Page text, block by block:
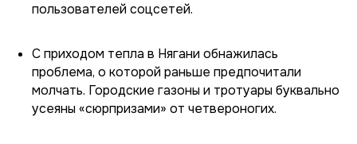
пользователей соцсетей.
С приходом тепла в Нягани обнажилась
проблема, о которой раньше предпочитали
молчать. Городские газоны и тротуары буквально
усеяны «сюрпризами» от четвероногих.